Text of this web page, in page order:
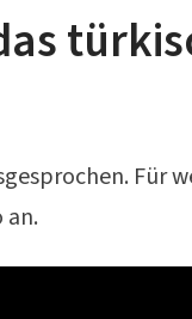
Für
an.